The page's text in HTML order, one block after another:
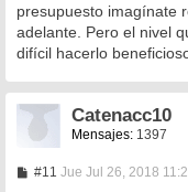
a
j
e
presupuesto imagínate
adelante. Pero el nivel
difícil hacerlo
Catenacc10
Mensajes: 1397
#11 M
Jue Jul 26, 2018